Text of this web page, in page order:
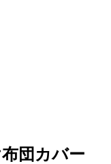
団カバー